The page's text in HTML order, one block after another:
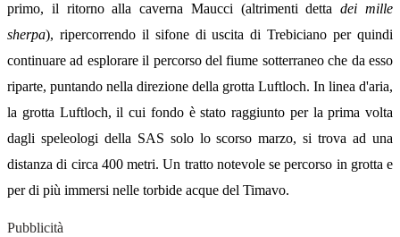
primo, il ritorno alla caverna Maucci (altrimenti dettadei mille
sherpa), ripercorrendo il sifone di uscita di Trebiciano per quindi
continuare ad esplorare il percorso del fiume sotterraneo che da esso
riparte, puntando nella direzione della grotta Luftloch. In linea d'aria,
la grotta Luftloch, il cui fondo è stato raggiunto per la prima volta
dagli speleologi della SAS solo lo scorso marzo, si trova ad una
distanza di circa 400 metri. Un tratto notevole se percorso in grotta e
per di più immersi nelle torbide acque del Timavo.
Pubblicità